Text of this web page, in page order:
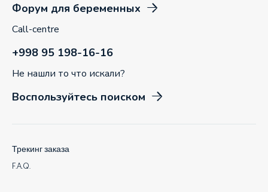
Форум для беременных
Call-centre
+998 95 198-16-16
Не нашли то что искали?
Воспользуйтесь поиском
Трекинг заказа
F.A.Q.